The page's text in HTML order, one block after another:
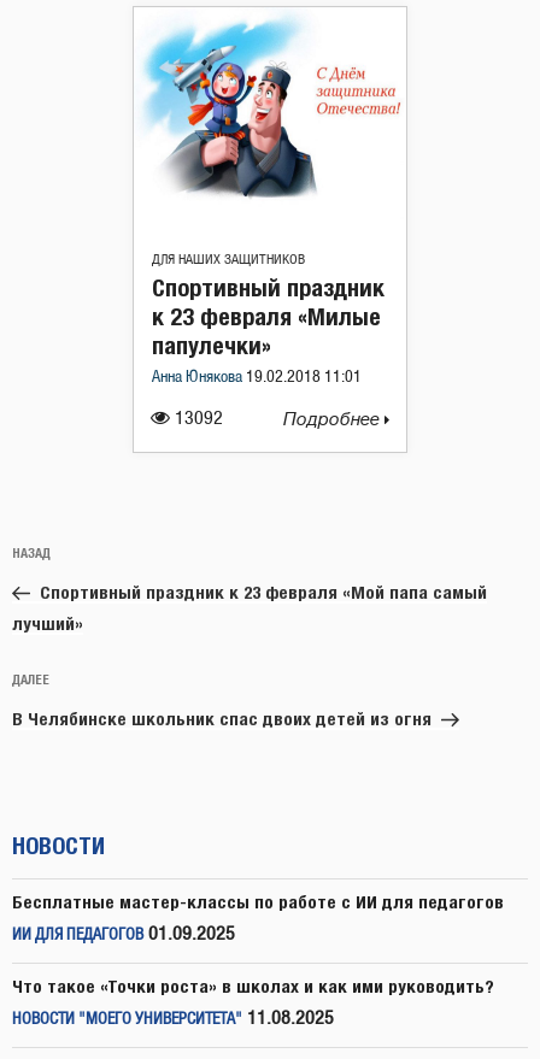
ДЛЯ НАШИХ ЗАЩИТНИКОВ
13092
Спортивный праздник
к 23 февраля «Милые
папулечки»
Анна Юнякова 19.02.2018 11:01
Подробнее
по
записям
Предыдущая
запись:
НАЗАД
Спортивный праздник к 23 февраля «Мой папа самый
лучший»
Следующая
запись
ДАЛЕЕ
В Челябинске школьник спас двоих детей из огня
НОВОСТИ
Бесплатные мастер-классы по работе с ИИ для педагогов
ИИ ДЛЯ ПЕДАГОГОВ 01.09.2025
Что такое «Точки роста» в школах и как ими руководить?
НОВОСТИ "МОЕГО УНИВЕРСИТЕТА" 11.08.2025